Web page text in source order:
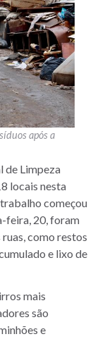
após a
de Limpeza
locais nesta
começou
feira, 20, foram
como restos
e lixo de
mais
são
e